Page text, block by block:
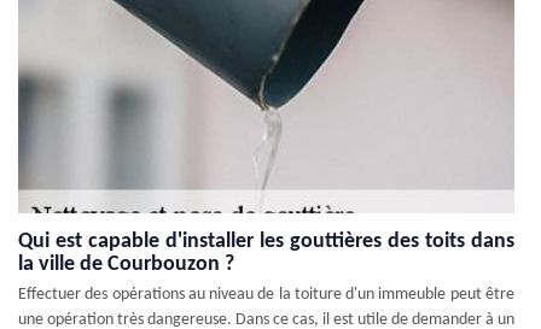
Qui est capable d'installer les gouttières des toits dans
la ville de Courbouzon ?
Effectuer des opérations au niveau de la toiture d'un immeuble peut être
une opération très dangereuse. Dans ce cas, il est utile de demander à un